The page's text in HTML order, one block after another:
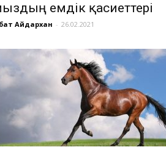
емдік қасиеттері
Айдархан - 26.02.2021